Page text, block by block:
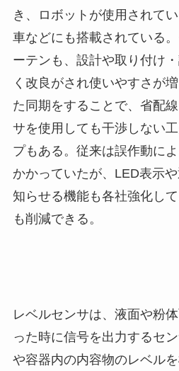
き、ロボットが使用されて
車などにも搭載されている
ーテンも、設計や取り付け
く改良がされ使いやすさが
た同期をすることで、省配
サを使用しても干渉しない
プもある。従来は誤作動に
かかっていたが、LED表示
知らせる機能も各社強化し
も削減できる。
レベルセンサは、液面や粉
った時に信号を出力するセ
や容器内の内容物のレベル